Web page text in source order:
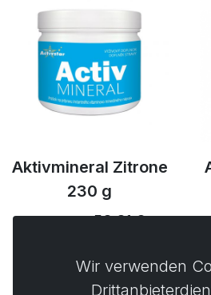
Aktivmineral Zitrone
230 g
53,31 €
Nächste →Wir verwenden